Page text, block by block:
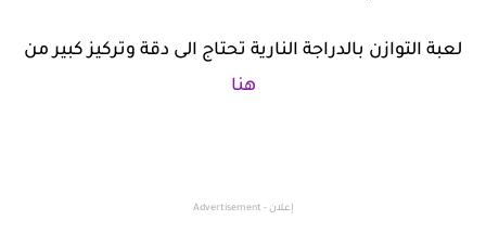
لعبة التوازن بالدراجة النارية تحتاج الى دقة وتركيز كبير من
هنا
إعلان - Advertisement